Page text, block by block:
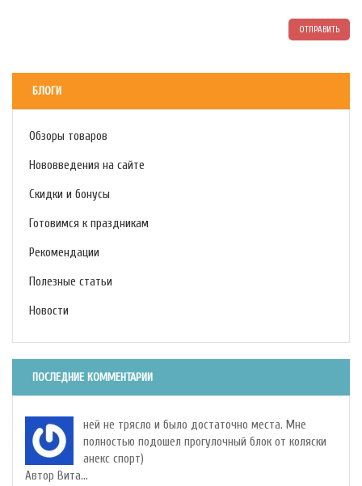
ОТПРАВИТЬ
БЛОГИ
Обзоры товаров
Нововведения на сайте
Скидки и бонусы
Готовимся к праздникам
Рекомендации
Полезные статьи
Новости
ПОСЛЕДНИЕ КОММЕНТАРИИ
ней не трясло и было достаточно места. Мне
полностью подошел прогулочный блок от коляски
анекс спорт)
Автор Вита...